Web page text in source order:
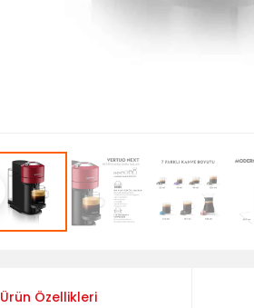
Ürün Özellikleri